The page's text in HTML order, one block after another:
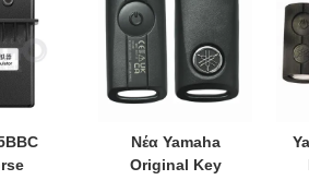
Νέα Yamaha
Original Key